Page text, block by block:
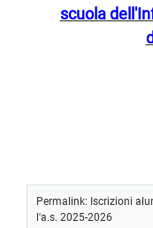
scuola
Permalink: Iscrizioni
l'a.s. 2025-2026